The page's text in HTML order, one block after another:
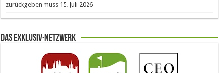
zurückgeben muss 15. Juli 2026
Das Exklusiv-Netzwerk